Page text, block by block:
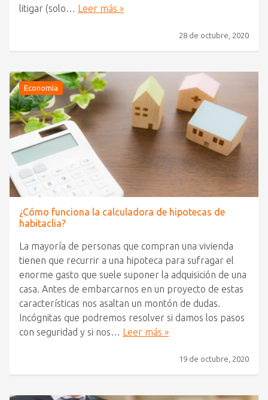
litigar (solo… Leer más »
28 de octubre, 2020
Economía
¿Cómo funciona la calculadora de hipotecas de
habitaclia?
La mayoría de personas que compran una vivienda
tienen que recurrir a una hipoteca para sufragar el
enorme gasto que suele suponer la adquisición de una
casa. Antes de embarcarnos en un proyecto de estas
características nos asaltan un montón de dudas.
Incógnitas que podremos resolver si damos los pasos
con seguridad y si nos… Leer más »
19 de octubre, 2020